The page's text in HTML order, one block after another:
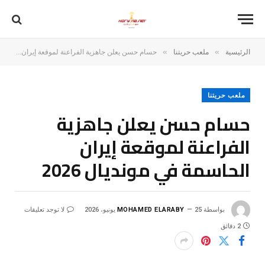
الرئيسية » ملعب حريتنا » حسام حسن يعلن جاهزية الفراعنة لموقعة إيران الحاسمة في مونديال 2026
ملعب حريتنا
حسام حسن يعلن جاهزية
الفراعنة لموقعة إيران
الحاسمة في مونديال 2026
بواسطة MOHAMED ELARABY 25 يونيو، 2026 لا توجد تعليقات
2 دقائق